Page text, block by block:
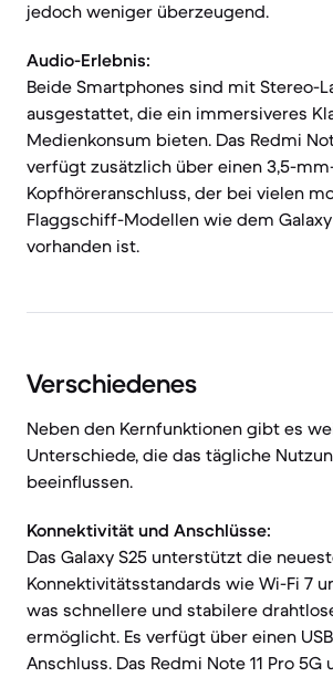
jedoch weniger überzeugend.
Audio-Erlebnis:
Beide Smartphones sind mit Stereo-
ausgestattet, die ein immersiveres
Medienkonsum bieten. Das Redmi
verfügt zusätzlich über einen 3,5-
Kopfhöreranschluss, der bei vielen
Flaggschiff-Modellen wie dem
vorhanden ist.
Verschiedenes
Neben den Kernfunktionen gibt es
Unterschiede, die das tägliche
beeinflussen.
Konnektivität und Anschlüsse:
Das Galaxy S25 unterstützt die
Konnektivitätsstandards wie Wi-Fi 7
was schnellere und stabilere
ermöglicht. Es verfügt über einen
Anschluss. Das Redmi Note 11 Pro